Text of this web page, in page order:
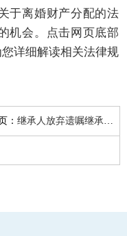
于离婚财产分配的法
机会。点击网页底部
详细解读相关法律规
：继承人放弃遗嘱继承的效力有哪些要求